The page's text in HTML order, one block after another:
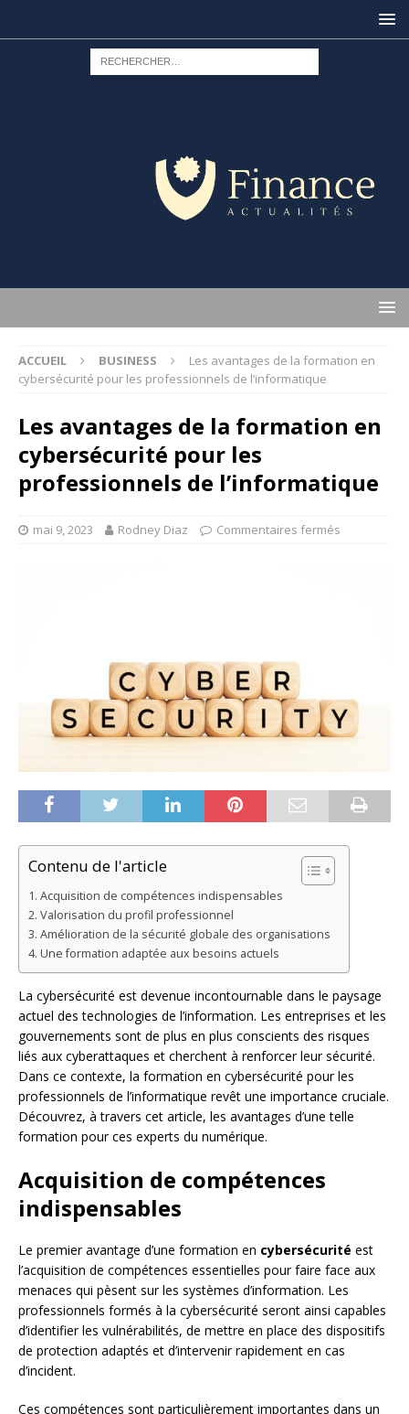
ACCUEIL BUSINESS
Les avantages de la formation en
cybersécurité pour les professionnels de l’informatique
Les avantages de la formation en
cybersécurité pour les
professionnels de l’informatique
mai 9, 2023 Rodney Diaz Commentaires fermés
Contenu de l'article
Acquisition de compétences indispensables
Valorisation du profil professionnel
Amélioration de la sécurité globale des organisations
Une formation adaptée aux besoins actuels
La cybersécurité est devenue incontournable dans le paysage
actuel des technologies de l’information. Les entreprises et les
gouvernements sont de plus en plus conscients des risques
liés aux cyberattaques et cherchent à renforcer leur sécurité.
Dans ce contexte, la formation en cybersécurité pour les
professionnels de l’informatique revêt une importance cruciale.
Découvrez, à travers cet article, les avantages d’une telle
formation pour ces experts du numérique.
Acquisition de compétences
indispensables
Le premier avantage d’une formation en cybersécurité est
l’acquisition de compétences essentielles pour faire face aux
menaces qui pèsent sur les systèmes d’information. Les
professionnels formés à la cybersécurité seront ainsi capables
d’identifier les vulnérabilités, de mettre en place des dispositifs
de protection adaptés et d’intervenir rapidement en cas
d’incident.
Ces compétences sont particulièrement importantes dans un